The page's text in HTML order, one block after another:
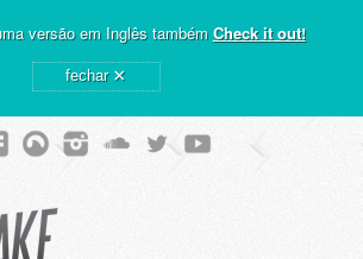
versão em Inglês também Check it out!
fechar ×